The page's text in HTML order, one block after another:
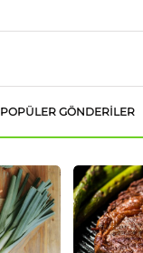
POPÜLER GÖNDERILER